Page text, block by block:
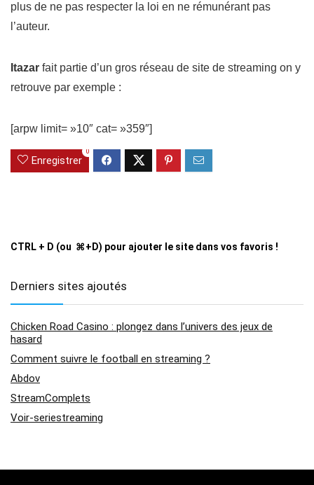
plus de ne pas respecter la loi en ne rémunérant pas
l’auteur.
Itazar fait partie d’un gros réseau de site de streaming on y
retrouve par exemple :
[arpw limit= »10″ cat= »359″]
Enregistrer
0
CTRL + D (ou ⌘+D) pour ajouter le site dans vos favoris !
Derniers sites ajoutés
Chicken Road Casino : plongez dans l’univers des jeux de
hasard
Comment suivre le football en streaming ?
Abdov
StreamComplets
Voir-seriestreaming